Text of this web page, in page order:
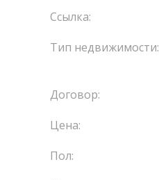
Ссылка:
Тип недвижимости:
Договор:
Цена:
Пол: